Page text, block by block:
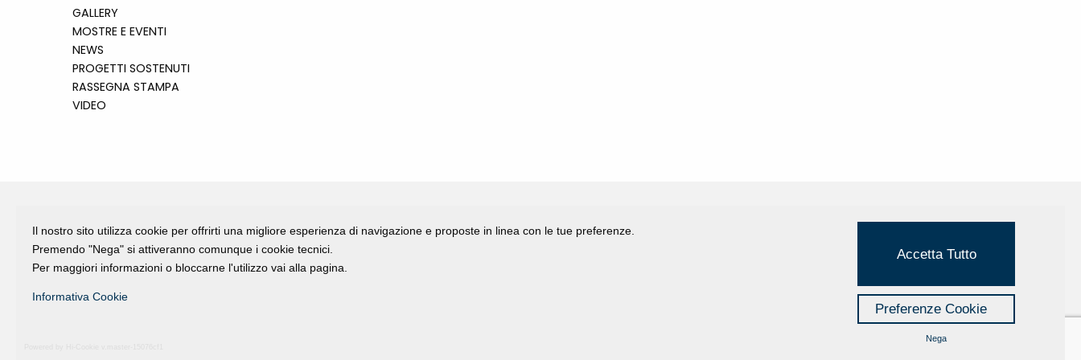
GALLERY
MOSTRE E EVENTI
NEWS
PROGETTI SOSTENUTI
RASSEGNA STAMPA
VIDEO
Fondazione Dino Zoli
viale Bologna 288, Forlì
Fondo dot. euro 285.000 i.v.
Cookie Policy
Credits
Managed by Hi-Net
Il nostro sito utilizza cookie per offrirti una migliore esperienza di navigazione e proposte in linea con le tue preferenze.
Premendo "Nega" si attiveranno comunque i cookie tecnici.
Per maggiori informazioni o bloccarne l'utilizzo vai alla pagina.
Informativa Cookie
Accetta Tutto
Preferenze Cookie
Nega